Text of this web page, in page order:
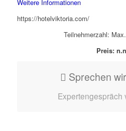
Weitere Informationen
https://hotelviktoria.com/
Teilnehmerzahl:
Preis:
Sprechen
Expertengespräch